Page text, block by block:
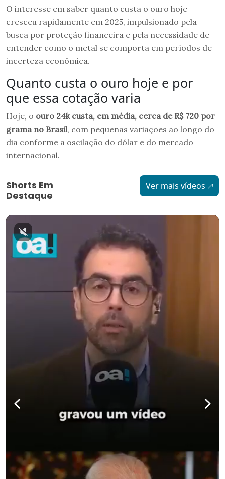
O interesse em saber quanto custa o ouro hoje
cresceu rapidamente em 2025, impulsionado pela
busca por proteção financeira e pela necessidade de
entender como o metal se comporta em períodos de
incerteza econômica.
Quanto custa o ouro hoje e por
que essa cotação varia
Hoje, o ouro 24k custa, em média, cerca de R$ 720 por
grama no Brasil, com pequenas variações ao longo do
dia conforme a oscilação do dólar e do mercado
internacional.
Shorts Em
Destaque
Ver mais vídeos